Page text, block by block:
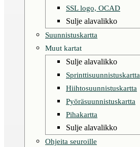
SSL logo, OCAD
Sulje alavalikko
Suunnistuskartta
Muut kartat
Sulje alavalikko
Sprinttisuunnistuskartta
Hiihtosuunnistuskartta
Pyöräsuunnistuskartta
Pihakartta
Sulje alavalikko
Ohjeita seuroille